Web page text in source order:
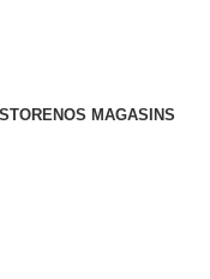
NOS MAGASINS